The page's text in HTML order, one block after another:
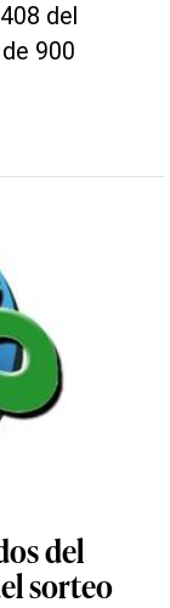
del
900
del
sorteo